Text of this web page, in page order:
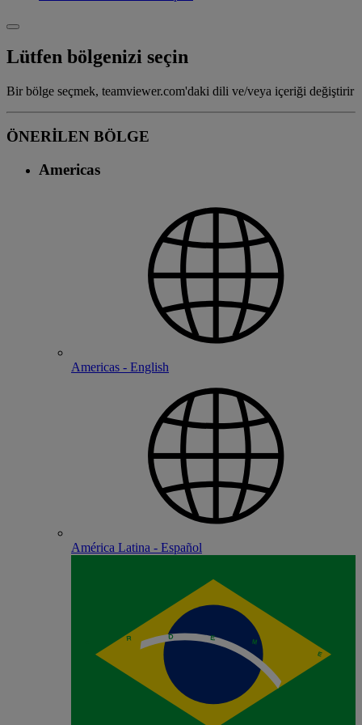
Lütfen bölgenizi seçin
Bir bölge seçmek, teamviewer.com'daki dili ve/veya içeriği değiştirir
ÖNERİLEN BÖLGE
Americas
Americas - English
América Latina - Español